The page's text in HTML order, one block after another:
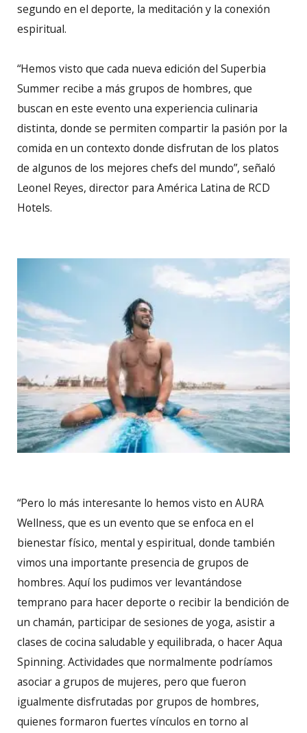
segundo en el deporte, la meditación y la conexión
espiritual.
“Hemos visto que cada nueva edición del Superbia
Summer recibe a más grupos de hombres, que
buscan en este evento una experiencia culinaria
distinta, donde se permiten compartir la pasión por la
comida en un contexto donde disfrutan de los platos
de algunos de los mejores chefs del mundo”, señaló
Leonel Reyes, director para América Latina de RCD
Hotels.
“Pero lo más interesante lo hemos visto en AURA
Wellness, que es un evento que se enfoca en el
bienestar físico, mental y espiritual, donde también
vimos una importante presencia de grupos de
hombres. Aquí los pudimos ver levantándose
temprano para hacer deporte o recibir la bendición de
un chamán, participar de sesiones de yoga, asistir a
clases de cocina saludable y equilibrada, o hacer Aqua
Spinning. Actividades que normalmente podríamos
asociar a grupos de mujeres, pero que fueron
igualmente disfrutadas por grupos de hombres,
quienes formaron fuertes vínculos en torno al